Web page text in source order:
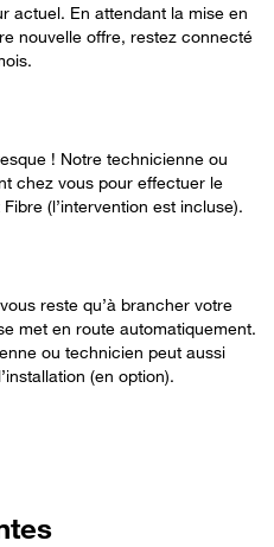
actuel. En attendant la mise en
nouvelle offre, restez connecté
! Notre technicienne ou
chez vous pour effectuer le
(l’intervention est incluse).
reste qu’à brancher votre
met en route automatiquement.
ou technicien peut aussi
(en option).